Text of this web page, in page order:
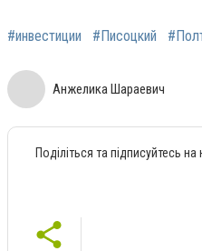
#инвестиции #Писоцкий
Анжелика Шараевич
Поділіться та підписуйтесь